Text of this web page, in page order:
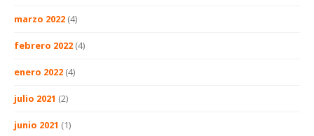
marzo 2022 (4)
febrero 2022 (4)
enero 2022 (4)
julio 2021 (2)
junio 2021 (1)